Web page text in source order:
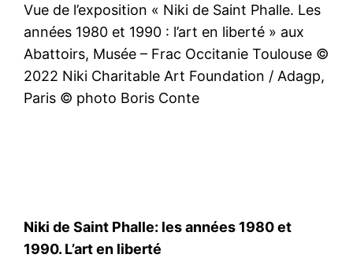
Vue de l’exposition « Niki de Saint Phalle. Les
années 1980 et 1990 : l’art en liberté » aux
Abattoirs, Musée – Frac Occitanie Toulouse ©
2022 Niki Charitable Art Foundation / Adagp,
Paris © photo Boris Conte
Niki de Saint Phalle: les années 1980 et
1990. L’art en liberté